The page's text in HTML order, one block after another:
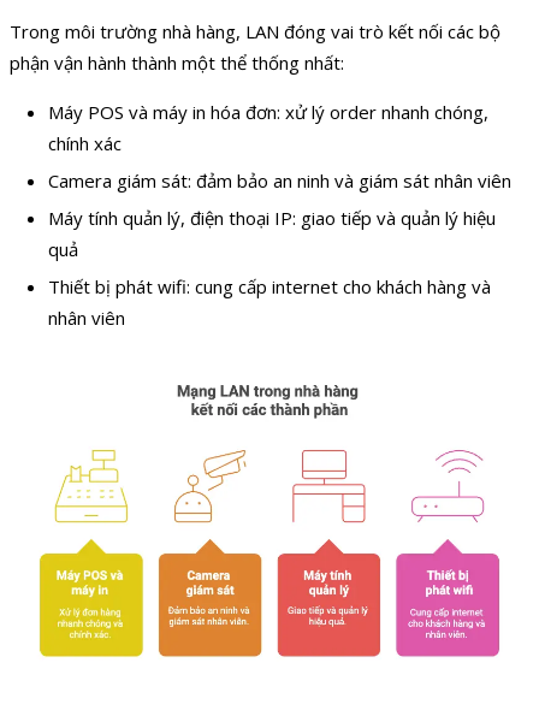
Trong môi trường nhà hàng, LAN đóng vai trò kết nối các bộ
phận vận hành thành một thể thống nhất:
Máy POS và máy in hóa đơn: xử lý order nhanh chóng,
chính xác
Camera giám sát: đảm bảo an ninh và giám sát nhân viên
Máy tính quản lý, điện thoại IP: giao tiếp và quản lý hiệu
quả
Thiết bị phát wifi: cung cấp internet cho khách hàng và
nhân viên